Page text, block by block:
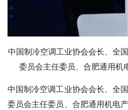
中国制冷空调工业协会会长、全
委员会主任委员、合肥通用机
中国制冷空调工业协会会长、全
委员会主任委员、合肥通用机电